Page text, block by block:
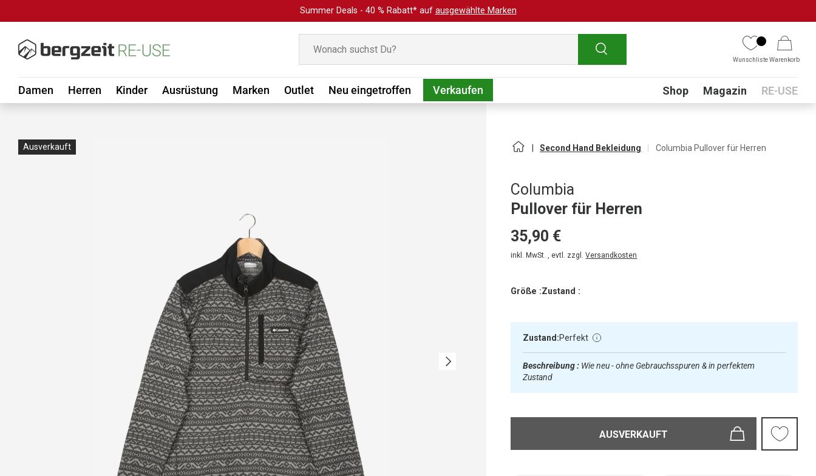
Summer Deals - 40 % Rabatt* auf ausgewählte Marken
Suchen
WunschlisteWarenkorb
Damen Herren Kinder Ausrüstung Marken Outlet Neu eingetroffen Verkaufen Submenu
Shop Magazin RE-USE
Ausverkauft
Nächste
Second Hand Bekleidung Columbia Pullover für Herren
Columbia
Pullover für Herren
35,90 €
inkl. MwSt. , evtl. zzgl.Versandkosten
Größe :Zustand :
Zustand:Perfekt
Beschreibung : Wie neu - ohne Gebrauchsspuren & in perfektem
Zustand
AUSVERKAUFT